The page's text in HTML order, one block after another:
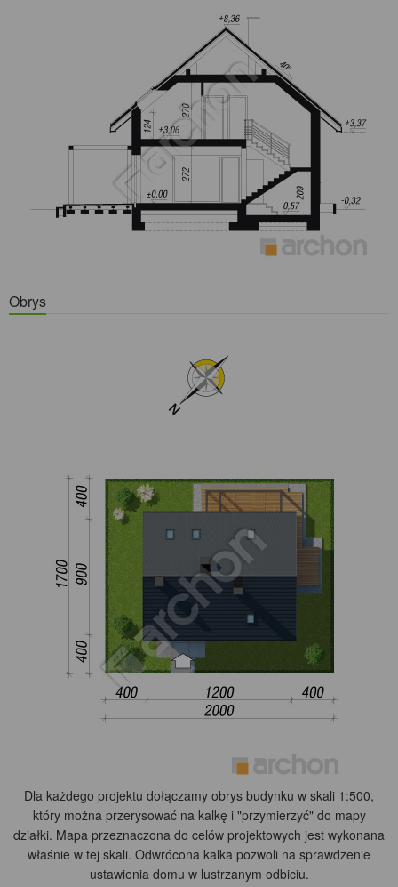
Obrys
Dla każdego projektu dołączamy obrys budynku w skali 1:500,
który można przerysować na kalkę i "przymierzyć" do mapy
działki. Mapa przeznaczona do celów projektowych jest wykonana
właśnie w tej skali. Odwrócona kalka pozwoli na sprawdzenie
ustawienia domu w lustrzanym odbiciu.